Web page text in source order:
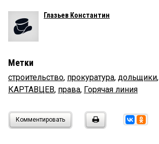
Глазьев Константин
Метки
строительство, прокуратура, дольщики,
КАРТАВЦЕВ, права, Горячая линия
Комментировать